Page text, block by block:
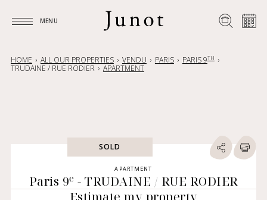
MENU
HOME ALL OUR PROPERTIES VENDU PARIS PARIS 9TH
TRUDAINE / RUE RODIER APARTMENT
SOLD
APARTMENT
Paris 9e - TRUDAINE / RUE RODIER
Estimate my property